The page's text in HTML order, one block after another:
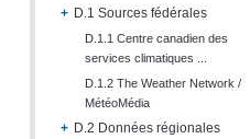
+ D.1 Sources fédérales
D.1.1 Centre canadien des
services climatiques ...
D.1.2 The Weather Network /
MétéoMédia
+ D.2 Données régionales